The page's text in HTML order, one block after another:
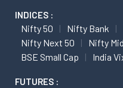
INDICES :
Nifty 50 Nifty Bank
Nifty Next 50
Nifty
BSE Small Cap
India
FUTURES :